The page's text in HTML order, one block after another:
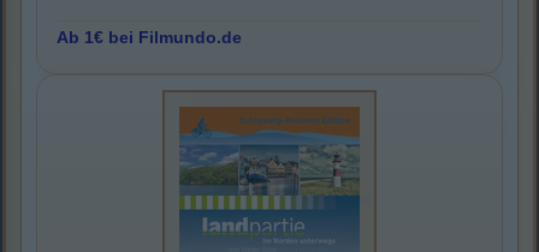
Ab 1€ bei Filmundo.de